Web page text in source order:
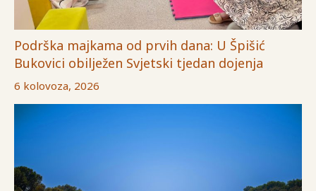
Podrška majkama od prvih dana: U Špišić
Bukovici obilježen Svjetski tjedan dojenja
6 kolovoza, 2026